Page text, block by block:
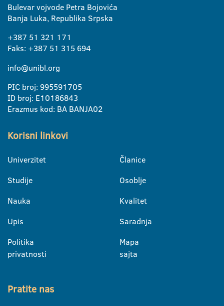
Bulevar vojvode Petra Bojovića
Banja Luka, Republika Srpska
+387 51 321 171
Faks: +387 51 315 694
info@unibl.org
PIC broj: 995591705
ID broj: E10186843
Erazmus kod: BA BANJA02
Korisni linkovi
Univerzitet
Studije
Nauka
Upis
Politika
privatnosti
Članice
Osoblje
Kvalitet
Saradnja
Mapa
sajta
Pratite nas